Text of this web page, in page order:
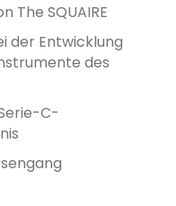
The SQUAIRE
der Entwicklung
des
C-